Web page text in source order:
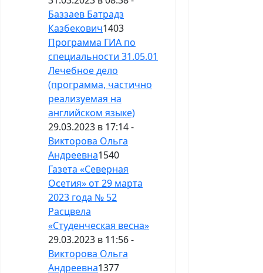
Баззаев Батрадз
Казбекович1403
Программа ГИА по
специальности 31.05.01
Лечебное дело
(программа, частично
реализуемая на
английском языке)
29.03.2023 в 17:14 -
Викторова Ольга
Андреевна1540
Газета «Северная
Осетия» от 29 марта
2023 года № 52
Расцвела
«Студенческая весна»
29.03.2023 в 11:56 -
Викторова Ольга
Андреевна1377